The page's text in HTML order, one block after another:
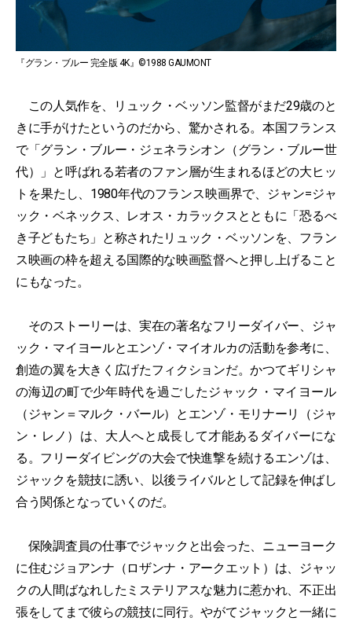
『グラン・ブルー 完全版 4K』©1988 GAUMONT
この人気作を、リュック・ベッソン監督がまだ29歳のと
きに手がけたというのだから、驚かされる。本国フランス
で「グラン・ブルー・ジェネラシオン（グラン・ブルー世
代）」と呼ばれる若者のファン層が生まれるほどの大ヒッ
トを果たし、1980年代のフランス映画界で、ジャン=ジャ
ック・ベネックス、レオス・カラックスとともに「恐るべ
き子どもたち」と称されたリュック・ベッソンを、フラン
ス映画の枠を超える国際的な映画監督へと押し上げること
にもなった。
そのストーリーは、実在の著名なフリーダイバー、ジャ
ック・マイヨールとエンゾ・マイオルカの活動を参考に、
創造の翼を大きく広げたフィクションだ。かつてギリシャ
の海辺の町で少年時代を過ごしたジャック・マイヨール
（ジャン＝マルク・バール）とエンゾ・モリナーリ（ジャ
ン・レノ）は、大人へと成長して才能あるダイバーにな
る。フリーダイビングの大会で快進撃を続けるエンゾは、
ジャックを競技に誘い、以後ライバルとして記録を伸ばし
合う関係となっていくのだ。
保険調査員の仕事でジャックと出会った、ニューヨーク
に住むジョアンナ（ロザンナ・アークエット）は、ジャッ
クの人間ばなれしたミステリアスな魅力に惹かれ、不正出
張をしてまで彼らの競技に同行。やがてジャックと一緒に